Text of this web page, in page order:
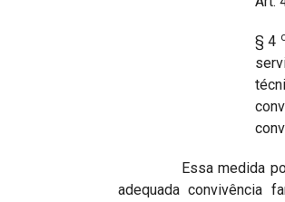
§ 4
Essa medida pode
adequada convivência